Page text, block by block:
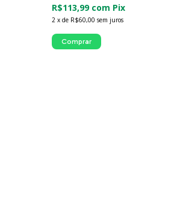
2 x de R$60,00 sem juros
R$113,99 com Pix
Comprar